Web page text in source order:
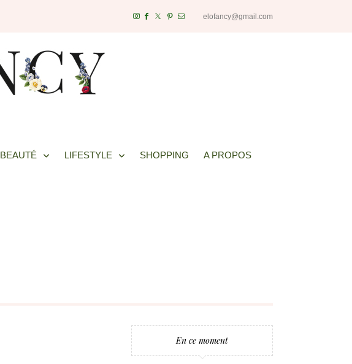
elofancy@gmail.com
BEAUTÉ LIFESTYLE SHOPPING A PROPOS
En ce moment